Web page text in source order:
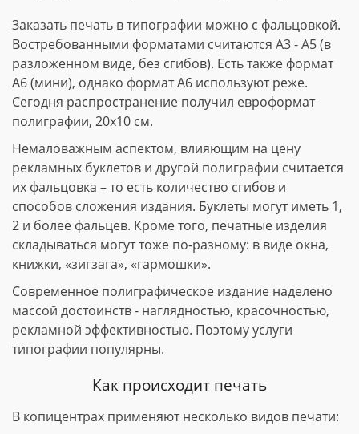
Заказать печать в типографии можно с фальцовкой.
Востребованными форматами считаются А3 - А5 (в
разложенном виде, без сгибов). Есть также формат
А6 (мини), однако формат А6 используют реже.
Сегодня распространение получил евроформат
полиграфии, 20х10 см.
Немаловажным аспектом, влияющим на цену
рекламных буклетов и другой полиграфии считается
их фальцовка – то есть количество сгибов и
способов сложения издания. Буклеты могут иметь 1,
2 и более фальцев. Кроме того, печатные изделия
складываться могут тоже по-разному: в виде окна,
книжки, «зигзага», «гармошки».
Современное полиграфическое издание наделено
массой достоинств - наглядностью, красочностью,
рекламной эффективностью. Поэтому услуги
типографии популярны.
Как происходит печать
В копицентрах применяют несколько видов печати: